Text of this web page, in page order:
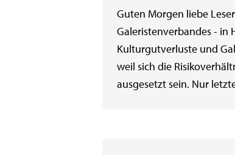
Guten Morgen liebe
Galeristenverbandes - in
Kulturgutverluste und
weil sich die
ausgesetzt sein. Nur